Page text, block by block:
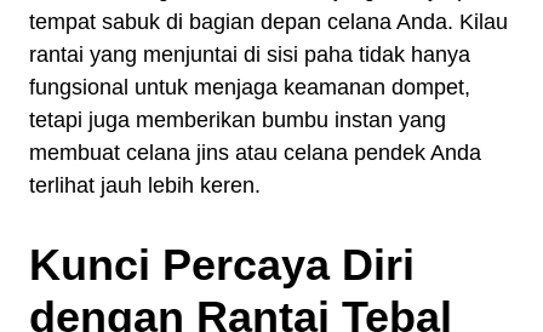
tempat sabuk di bagian depan celana Anda. Kilau
rantai yang menjuntai di sisi paha tidak hanya
fungsional untuk menjaga keamanan dompet,
tetapi juga memberikan bumbu instan yang
membuat celana jins atau celana pendek Anda
terlihat jauh lebih keren.
Kunci Percaya Diri
dengan Rantai Tebal